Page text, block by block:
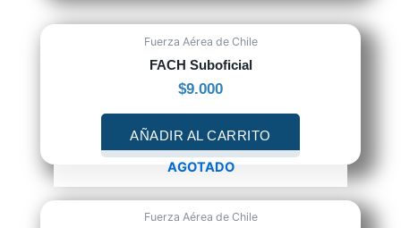
Fuerza Aérea de Chile
FACH Suboficial
$9.000
AÑADIR AL CARRITO
AGOTADO
Fuerza Aérea de Chile